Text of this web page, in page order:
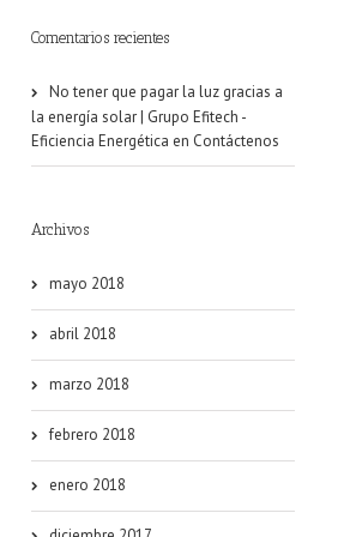
Comentarios recientes
No tener que pagar la luz gracias a
la energía solar | Grupo Efitech -
Eficiencia Energética en Contáctenos
Archivos
mayo 2018
abril 2018
marzo 2018
febrero 2018
enero 2018